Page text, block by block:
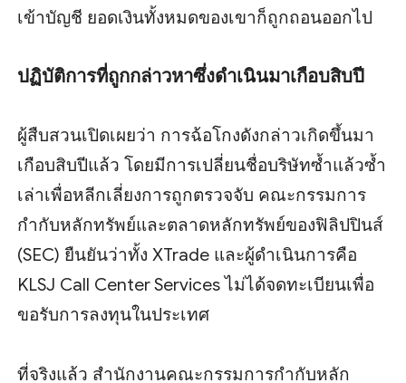
เข้าบัญชี ยอดเงินทั้งหมดของเขาก็ถูกถอนออกไป
ปฏิบัติการที่ถูกกล่าวหาซึ่งดำเนินมาเกือบสิบปี
ผู้สืบสวนเปิดเผยว่า การฉ้อโกงดังกล่าวเกิดขึ้นมา
เกือบสิบปีแล้ว โดยมีการเปลี่ยนชื่อบริษัทซ้ำแล้วซ้ำ
เล่าเพื่อหลีกเลี่ยงการถูกตรวจจับ คณะกรรมการ
กำกับหลักทรัพย์และตลาดหลักทรัพย์ของฟิลิปปินส์
(SEC) ยืนยันว่าทั้ง XTrade และผู้ดำเนินการคือ
KLSJ Call Center Services ไม่ได้จดทะเบียนเพื่อ
ขอรับการลงทุนในประเทศ
ที่จริงแล้ว สำนักงานคณะกรรมการกำกับหลัก